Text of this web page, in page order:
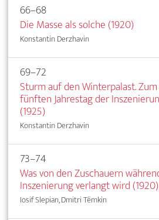
66–68
Die Masse als solche (1920)
Konstantin Derzhavin
69–72
Sturm auf den Winterpalast. Zum
fünften Jahrestag der
(1925)
Konstantin Derzhavin
73–74
Was von den Zuschauern
Inszenierung verlangt wird (1920)
Iosif Slepian, Dmitri Tëmkin